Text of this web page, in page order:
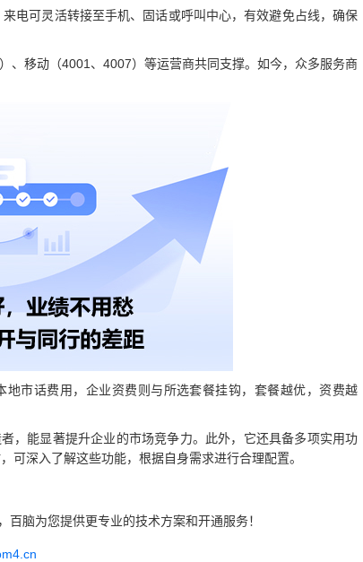
电可灵活转接至手机、固话或呼叫中心，有效避免占线，确保
、移动（4001、4007）等运营商共同支撑。如今，众多服务商
市话费用，企业资费则与所选套餐挂钩，套餐越优，资费越
，能显著提升企业的市场竞争力。此外，它还具备多项实用功
可深入了解这些功能，根据自身需求进行合理配置。
脑为您提供更专业的技术方案和开通服务！